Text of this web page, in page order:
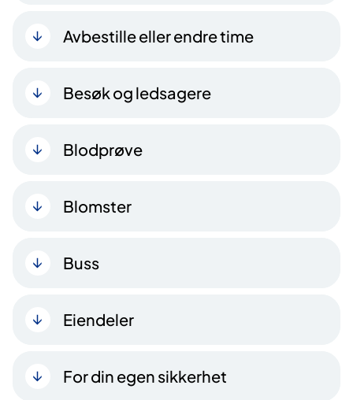
Avbestille eller endre time
Besøk og ledsagere
Blodprøve
Blomster
Buss
Eiendeler
For din egen sikkerhet